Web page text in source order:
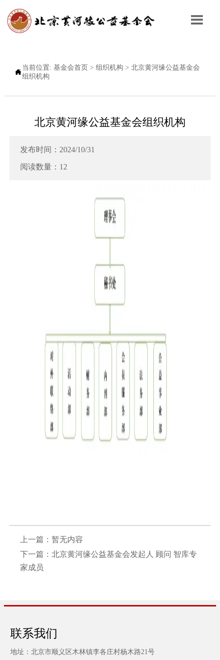


当前位置: 基金会首页 > 组织机构 > 北京黄河缘公益基金会
组织机构
北京黄河缘公益基金会组织机构
发布时间：2024/10/31
阅读数量：12
上一篇：暂无内容
下一篇： 北京黄河缘公益基金会发起人 顾问 智库专
家成员
联系我们
地址：北京市顺义区木林镇李各庄村杨木路21号